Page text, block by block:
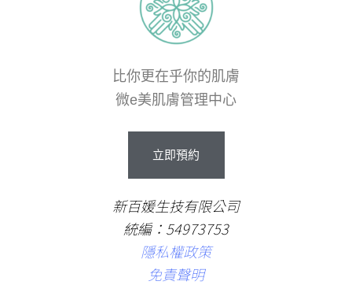
比你更在乎你的肌膚
微e美肌膚管理中心
立即預約
新百媛生技有限公司
統編：54973753
隱私權政策
免責聲明